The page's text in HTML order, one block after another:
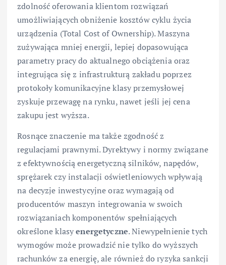
zdolność oferowania klientom rozwiązań
umożliwiających obniżenie kosztów cyklu życia
urządzenia (Total Cost of Ownership). Maszyna
zużywająca mniej energii, lepiej dopasowująca
parametry pracy do aktualnego obciążenia oraz
integrująca się z infrastrukturą zakładu poprzez
protokoły komunikacyjne klasy przemysłowej
zyskuje przewagę na rynku, nawet jeśli jej cena
zakupu jest wyższa.
Rosnące znaczenie ma także zgodność z
regulacjami prawnymi. Dyrektywy i normy związane
z efektywnością energetyczną silników, napędów,
sprężarek czy instalacji oświetleniowych wpływają
na decyzje inwestycyjne oraz wymagają od
producentów maszyn integrowania w swoich
rozwiązaniach komponentów spełniających
określone klasyenergetyczne. Niewypełnienie tych
wymogów może prowadzić nie tylko do wyższych
rachunków za energię, ale również do ryzyka sankcji